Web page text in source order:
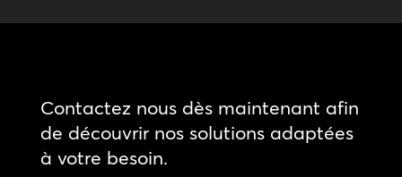
Contactez nous dès maintenant afin
de découvrir nos solutions adaptées
à votre besoin.